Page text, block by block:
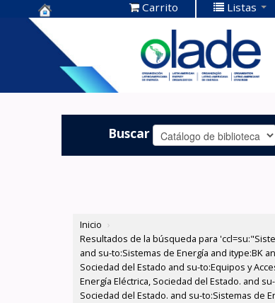
Centro de
Documentación
OLADE -
Carrito Listas
Buscar
Inicio ›
Resultados de la búsqueda para
and su-to:Sistemas de Energía and itype:BK
Sociedad del Estado and su-to:Equipos y
Energía Eléctrica, Sociedad del Estado. and
Sociedad del Estado. and su-to:Sistemas de